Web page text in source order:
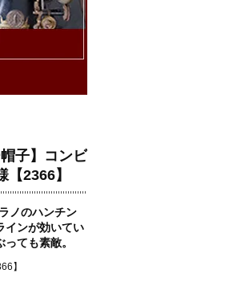
子】コンビ
2366】
ノのハンチン
インが効いてい
ても素敵。
】